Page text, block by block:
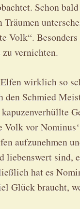
Schon
Volk“.
zu vernichten.
wirklich so
Schmied
vor
aufzunehmen
sind,
hat es
Glück braucht,